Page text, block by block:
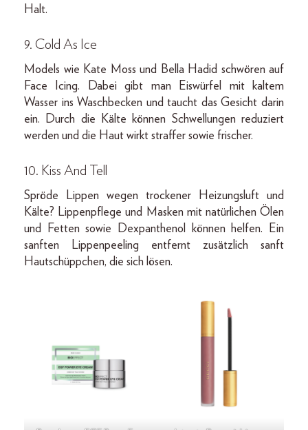
Halt.
9. Cold As Ice
Models wie Kate Moss und Bella Hadid schwören auf
Face Icing. Dabei gibt man Eiswürfel mit kaltem
Wasser ins Waschbecken und taucht das Gesicht darin
ein. Durch die Kälte können Schwellungen reduziert
werden und die Haut wirkt straffer sowie frischer.
10. Kiss And Tell
Spröde Lippen wegen trockener Heizungsluft und
Kälte? Lippenpflege und Masken mit natürlichen Ölen
und Fetten sowie Dexpanthenol können helfen. Ein
sanften Lippenpeeling entfernt zusätzlich sanft
Hautschüppchen, die sich lösen.